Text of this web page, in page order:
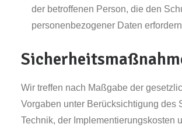
der betroffenen Person, die den
personenbezogener Daten
Wir treffen nach Maßgabe der
Vorgaben unter Berücksichtigung des
Technik, der Implementierungskosten